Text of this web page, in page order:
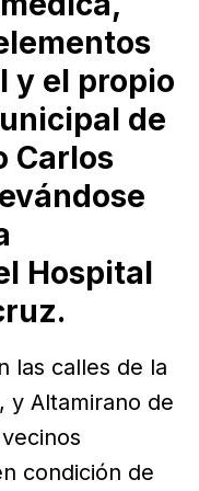
y el propio
de
Carlos
Hospital
las calles de la
y Altamirano de
condición de